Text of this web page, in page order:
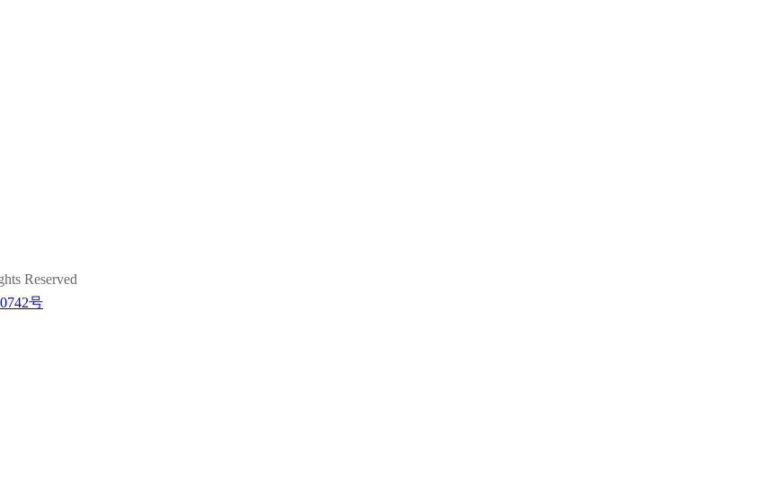
Reserved
号